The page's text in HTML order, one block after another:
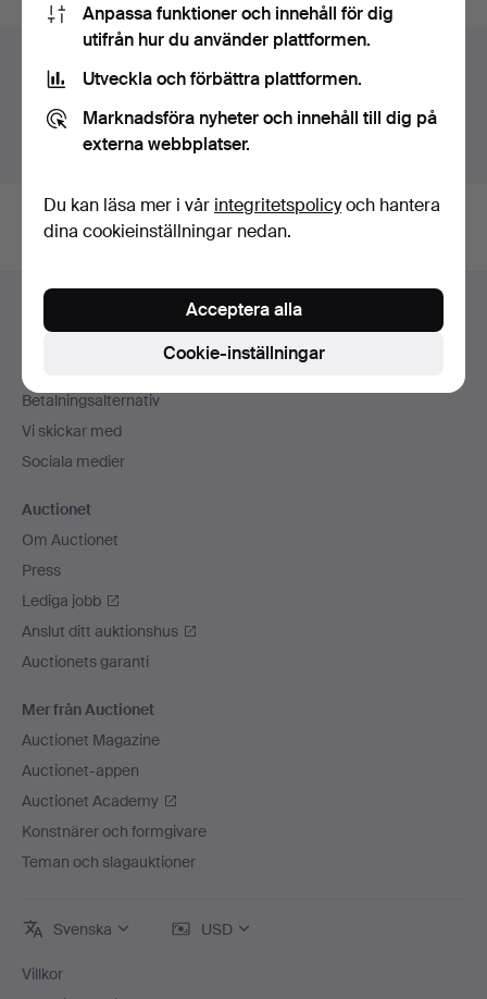
Du söker i vårt arkiv över avslutade auktioner.
Visa pågående auktioner istället.
Sidfotsnavigation
Betalningsalternativ
Vi skickar med
Sociala medier
Auctionet
Om Auctionet
Press
Lediga jobb
Anslut ditt auktionshus
Auctionets garanti
Mer från Auctionet
Auctionet Magazine
Auctionet-appen
Auctionet Academy
Konstnärer och formgivare
Teman och slagauktioner
Svenska USD
Villkor
Anpassa funktioner och innehåll för dig
utifrån hur du använder plattformen.
Utveckla och förbättra plattformen.
Marknadsföra nyheter och innehåll till dig på
externa webbplatser.
Du kan läsa mer i vår integritetspolicyoch hantera
dina cookieinställningar nedan.
Cookie-inställningar
Acceptera alla